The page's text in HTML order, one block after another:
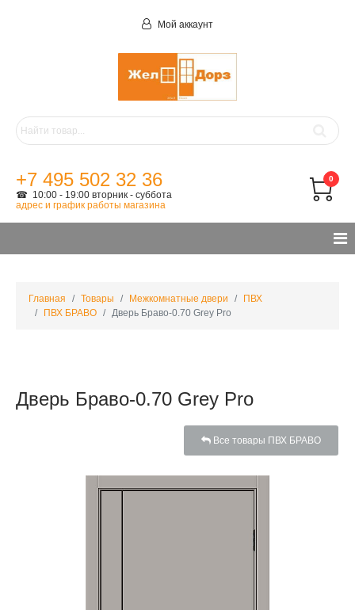
Мой аккаунт
+7 495 502 32 36
☎ 10:00 - 19:00 вторник - суббота
адрес и график работы магазина
0
Главная Товары Межкомнатные двери
ПВХ
ПВХ БРАВО
Дверь Браво-0.70 Grey Pro
Дверь Браво-0.70 Grey Pro
Все товары ПВХ БРАВО